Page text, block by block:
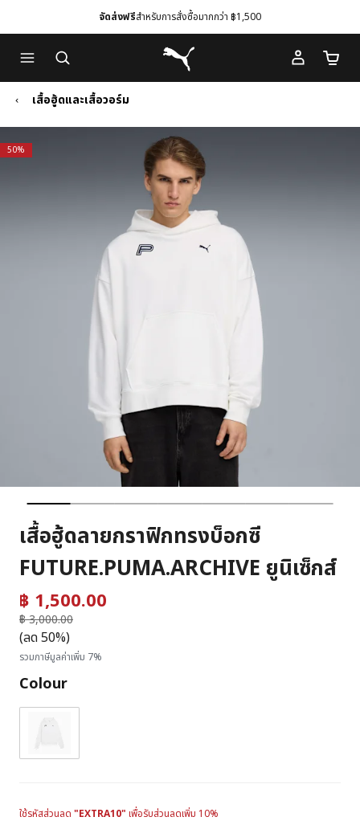
to
Main
content
to
Footer
Content
จัดส่งฟรีสำหรับการสั่งซื้อมากกว่า ฿1,500
Puma โฮม
จำนว
เสื้อฮู้ดและเสื้อวอร์ม
50%
เสื้อฮู้ดลายกราฟิกทรงบ็อกซี
FUTURE.PUMA.ARCHIVE ยูนิเซ็กส์
฿ 1,500.00
฿ 3,000.00
ถึง
(ลด 50%)
รวมภาษีมูลค่าเพิ่ม 7%
Colour
ใช้รหัสส่วนลด "EXTRA10" เพื่อรับส่วนลดเพิ่ม 10%